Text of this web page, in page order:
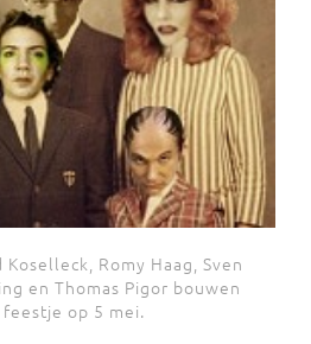
Romy Haag, Sven
en Thomas Pigor bouwen
op 5 mei.